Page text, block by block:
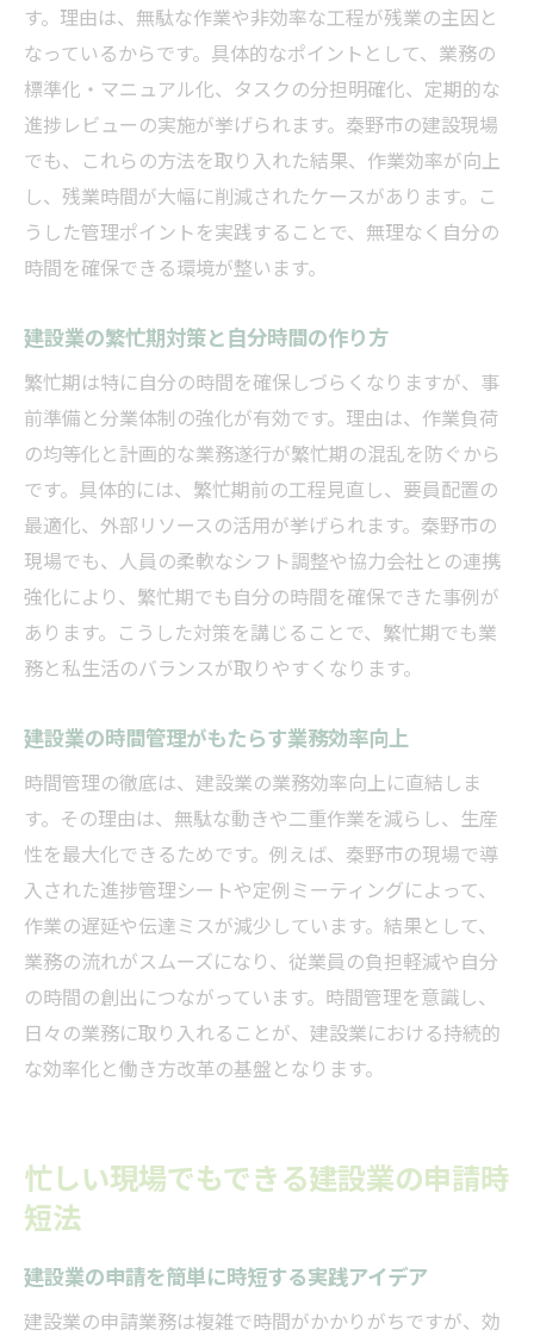
す。理由は、無駄な作業や非効率な工程が残業の主因と
なっているからです。具体的なポイントとして、業務の
標準化・マニュアル化、タスクの分担明確化、定期的な
進捗レビューの実施が挙げられます。秦野市の建設現場
でも、これらの方法を取り入れた結果、作業効率が向上
し、残業時間が大幅に削減されたケースがあります。こ
うした管理ポイントを実践することで、無理なく自分の
時間を確保できる環境が整います。
建設業の繁忙期対策と自分時間の作り方
繁忙期は特に自分の時間を確保しづらくなりますが、事
前準備と分業体制の強化が有効です。理由は、作業負荷
の均等化と計画的な業務遂行が繁忙期の混乱を防ぐから
です。具体的には、繁忙期前の工程見直し、要員配置の
最適化、外部リソースの活用が挙げられます。秦野市の
現場でも、人員の柔軟なシフト調整や協力会社との連携
強化により、繁忙期でも自分の時間を確保できた事例が
あります。こうした対策を講じることで、繁忙期でも業
務と私生活のバランスが取りやすくなります。
建設業の時間管理がもたらす業務効率向上
時間管理の徹底は、建設業の業務効率向上に直結しま
す。その理由は、無駄な動きや二重作業を減らし、生産
性を最大化できるためです。例えば、秦野市の現場で導
入された進捗管理シートや定例ミーティングによって、
作業の遅延や伝達ミスが減少しています。結果として、
業務の流れがスムーズになり、従業員の負担軽減や自分
の時間の創出につながっています。時間管理を意識し、
日々の業務に取り入れることが、建設業における持続的
な効率化と働き方改革の基盤となります。
忙しい現場でもできる建設業の申請時
短法
建設業の申請を簡単に時短する実践アイデア
建設業の申請業務は複雑で時間がかかりがちですが、効